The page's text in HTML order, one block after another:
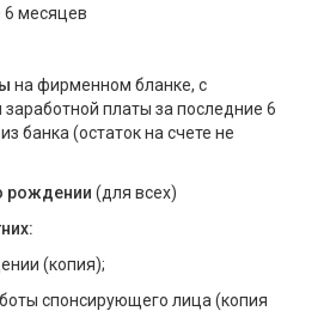
6 месяцев
на фирменном бланке, с
платы за последние 6
банка (остаток на счете не
рождении (для всех)
(копия);
спонсирующего лица (копия